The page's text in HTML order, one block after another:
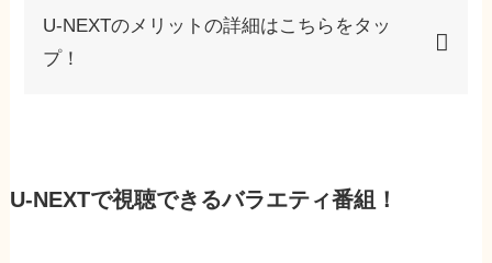
U-NEXTのメリットの詳細はこちらをタッ
プ！
U-NEXTで視聴できるバラエティ番組！